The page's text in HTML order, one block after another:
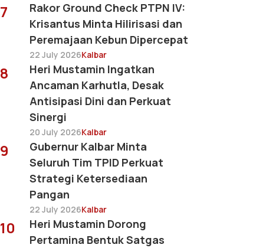
7
Rakor Ground Check PTPN IV:
Krisantus Minta Hilirisasi dan
Peremajaan Kebun Dipercepat
22 July 2026Kalbar
8
Heri Mustamin Ingatkan
Ancaman Karhutla, Desak
Antisipasi Dini dan Perkuat
Sinergi
20 July 2026Kalbar
9
Gubernur Kalbar Minta
Seluruh Tim TPID Perkuat
Strategi Ketersediaan
Pangan
22 July 2026Kalbar
10
Heri Mustamin Dorong
Pertamina Bentuk Satgas